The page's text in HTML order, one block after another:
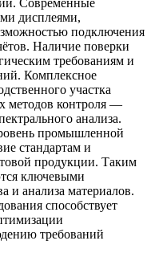
Современные
дисплеями,
подключения
Наличие поверки
требованиям и
Комплексное
участка
методов контроля —
анализа.
промышленной
стандартам и
продукции. Таким
ключевыми
и анализа материалов.
способствует
требований